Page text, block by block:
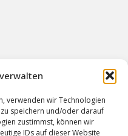
verwenden wir Technologien
speichern und/oder darauf
zustimmst, können wir
IDs auf dieser Website